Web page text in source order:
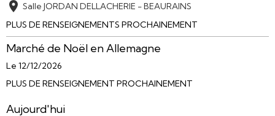
Salle JORDAN DELLACHERIE - BEAURAINS
PLUS DE RENSEIGNEMENTS PROCHAINEMENT
Marché de Noël en Allemagne
Le 12/12/2026
PLUS DE RENSEIGNEMENT PROCHAINEMENT
Aujourd'hui